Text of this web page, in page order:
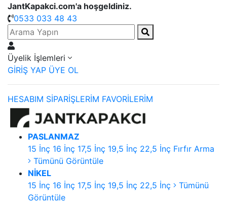
JantKapakci.com'a hoşgeldiniz.
0533 033 48 43
Üyelik İşlemleri
GİRİŞ YAP ÜYE OL
HESABIM SİPARİŞLERİM FAVORİLERİM
PASLANMAZ
15 İnç 16 İnç 17,5 İnç 19,5 İnç 22,5 İnç Fırfır Arma
Tümünü Görüntüle
NİKEL
15 İnç 16 İnç 17,5 İnç 19,5 İnç 22,5 İnç
Tümünü
Görüntüle